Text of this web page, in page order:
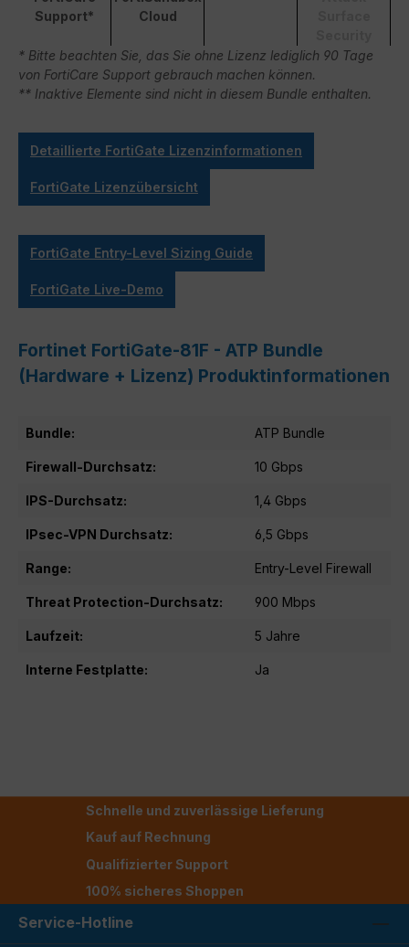
Support*
Cloud
* Bitte beachten Sie, das Sie ohne Lizenz lediglich 90 Tage
von FortiCare Support gebrauch machen können.
** Inaktive Elemente sind nicht in diesem Bundle enthalten.
Detaillierte FortiGate Lizenzinformationen
FortiGate Lizenzübersicht
FortiGate Entry-Level Sizing Guide
FortiGate Live-Demo
Fortinet FortiGate-81F - ATP Bundle
(Hardware + Lizenz) Produktinformationen
Bundle: ATP Bundle
Firewall-Durchsatz: 10 Gbps
IPS-Durchsatz: 1,4 Gbps
IPsec-VPN Durchsatz: 6,5 Gbps
Range: Entry-Level Firewall
Threat Protection-Durchsatz: 900 Mbps
Laufzeit: 5 Jahre
Interne Festplatte: Ja
Schnelle und zuverlässige Lieferung
Kauf auf Rechnung
Qualifizierter Support
100% sicheres Shoppen
Service-Hotline